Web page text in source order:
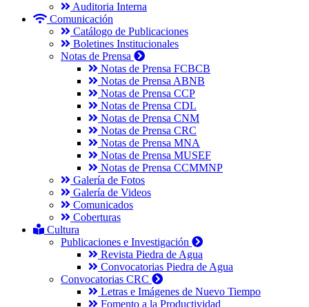
Auditoria Interna
Comunicación
Catálogo de Publicaciones
Boletines Institucionales
Notas de Prensa
Notas de Prensa FCBCB
Notas de Prensa ABNB
Notas de Prensa CCP
Notas de Prensa CDL
Notas de Prensa CNM
Notas de Prensa CRC
Notas de Prensa MNA
Notas de Prensa MUSEF
Notas de Prensa CCMMNP
Galería de Fotos
Galería de Videos
Comunicados
Coberturas
Cultura
Publicaciones e Investigación
Revista Piedra de Agua
Convocatorias Piedra de Agua
Convocatorias CRC
Letras e Imágenes de Nuevo Tiempo
Fomento a la Productividad